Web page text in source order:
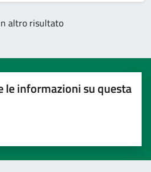
altro risultato
le informazioni su questa
su 5
su 5
5